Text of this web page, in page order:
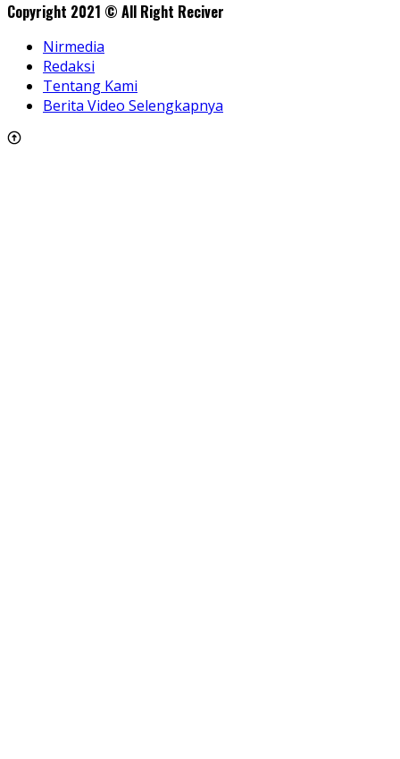
Copyright 2021 © All Right Reciver
Nirmedia
Redaksi
Tentang Kami
Berita Video Selengkapnya